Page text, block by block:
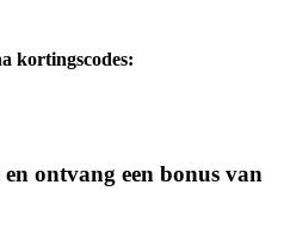
kortingscodes:
ontvang een bonus van